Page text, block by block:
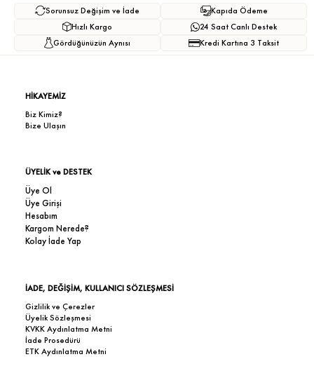
Sorunsuz Değişim ve İade
Hızlı Kargo
Gördüğünüzün Aynısı
Kapıda Ödeme
24 Saat Canlı Destek
Kredi Kartına 3 Taksit
HİKAYEMİZ
Biz Kimiz?
Bize Ulaşın
ÜYELİK ve DESTEK
Üye Ol
Üye Girişi
Hesabım
Kargom Nerede?
Kolay İade Yap
İADE, DEĞİŞİM, KULLANICI SÖZLEŞMESİ
Gizlilik ve Çerezler
Üyelik Sözleşmesi
KVKK Aydınlatma Metni
İade Prosedürü
ETK Aydınlatma Metni